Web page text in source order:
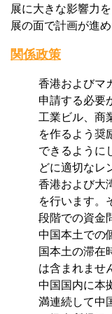
展に大きな影響力
展の面で計画が進
関係政策
香港およびマ
申請する必要
工業ビル、商
を作るよう奨
できるように
どに適切なレ
香港および大
を行います。
段階での資金
中国本土での
国本土の滞在
は含まれませ
中国国内に本
満連続して中